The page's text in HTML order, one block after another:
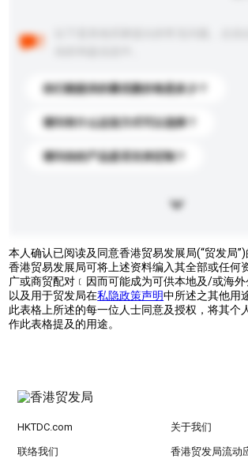
你们能提供的最优惠价格是多少？
请问有什么运送方式可以选择？
请问你的产品是否支持定制？
本人确认已阅读及同意香港贸易发展局(“贸发局”)
香港贸易发展局可将上述资料编入其全部或任何
广或商贸配对﹝因而可能成为可供本地及/或海外
以及用于贸发局在私隐政策声明中所述之其他用
此表格上所述的每一位人士同意及授权，将其个
作此表格提及的用途。
HKTDC.com 关于我们
联络我们 香港贸发局流动